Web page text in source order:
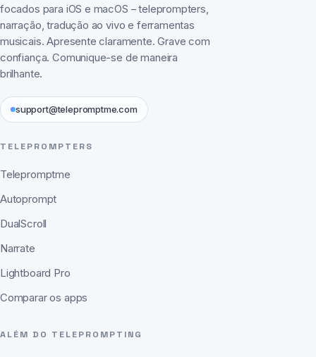
focados para iOS e macOS – teleprompters,
narração, tradução ao vivo e ferramentas
musicais. Apresente claramente. Grave com
confiança. Comunique-se de maneira
brilhante.
support@telepromptme.com
TELEPROMPTERS
Telepromptme
Autoprompt
DualScroll
Narrate
Lightboard Pro
Comparar os apps
ALÉM DO TELEPROMPTING